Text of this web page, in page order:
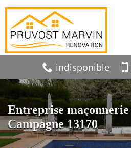
indisponible
Entreprise
Campagne 13170